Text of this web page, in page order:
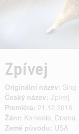
Zpívej
Originální název: Sing
Český název: Zpívej
Premiéra: 21.12.2016
Žánr: Komedie, Drama,
Země původu: USA